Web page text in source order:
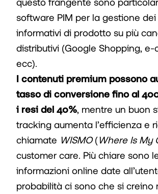
software PIM per la gestione
informativi di prodotto su più
distributivi (Google Shopping, e-
ecc).
I contenuti premium possono
tasso di conversione fino al
i resi del 40% , mentre un buon
tracking aumenta l’efficienza e
chiamate WISMO(Where Is My
customer care. Più chiare sono
informazioni online date
probabilità ci sono che si creino